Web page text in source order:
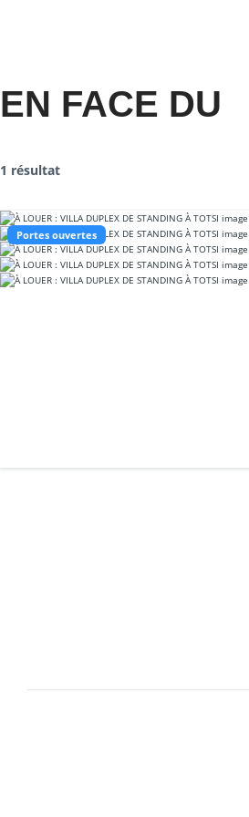
EN FACE DU
1 résultat
Portes ouvertes